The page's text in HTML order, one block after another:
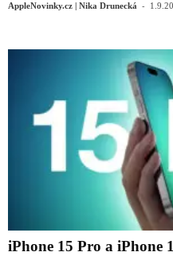
AppleNovinky.cz | Nika Drunecká -
iPhone 15 Pro a iPhone